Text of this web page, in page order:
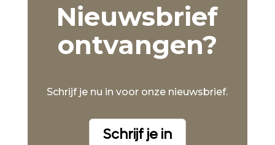
Nieuwsbrief
ontvangen?
Schrijf je nu in voor onze nieuwsbrief.
Schrijf je in